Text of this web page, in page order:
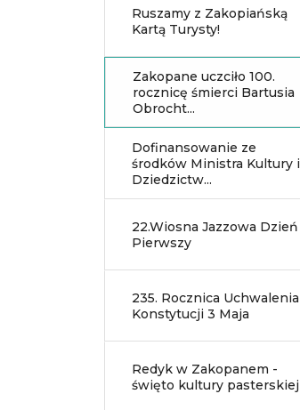
Ruszamy z Zakopiańską
Kartą Turysty!
Zakopane uczciło 100.
rocznicę śmierci Bartusia
Obrocht...
Dofinansowanie ze
środków Ministra Kultury i
Dziedzictw...
22.Wiosna Jazzowa Dzień
Pierwszy
235. Rocznica Uchwalenia
Konstytucji 3 Maja
Redyk w Zakopanem -
święto kultury pasterskiej